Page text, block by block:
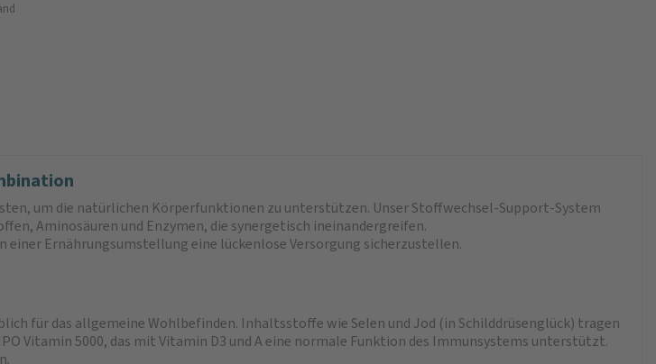
um die natürlichen Körperfunktionen zu unterstützen. Unser Stoffwechsel-Support-System
Aminosäuren und Enzymen, die synergetisch ineinandergreifen.
einer Ernährungsumstellung eine lückenlose Versorgung sicherzustellen.
für das allgemeine Wohlbefinden. Inhaltsstoffe wie Selen und Jod (in Schilddrüsenglück) tragen
Vitamin 5000, das mit Vitamin D3 und A eine normale Funktion des Immunsystems unterstützt.